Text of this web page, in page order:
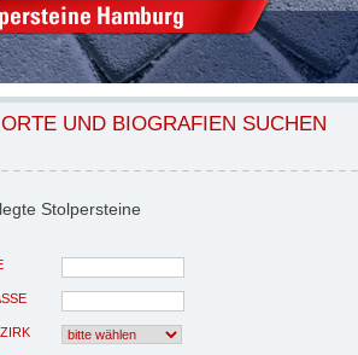
UND BIOGRAFIEN SUCHEN
Stolpersteine